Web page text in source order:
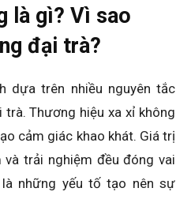
là gì? Vì sao
đại trà?
dựa trên nhiều nguyên tắc
Thương hiệu xa xỉ không
cảm giác khao khát. Giá trị
trải nghiệm đều đóng vai
những yếu tố tạo nên sự